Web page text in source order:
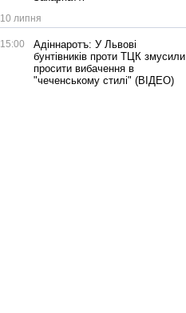
10 липня
15:00
Адіннаротъ: У Львові
бунтівників проти ТЦК змусили
просити вибачення в
"чеченському стилі" (ВІДЕО)